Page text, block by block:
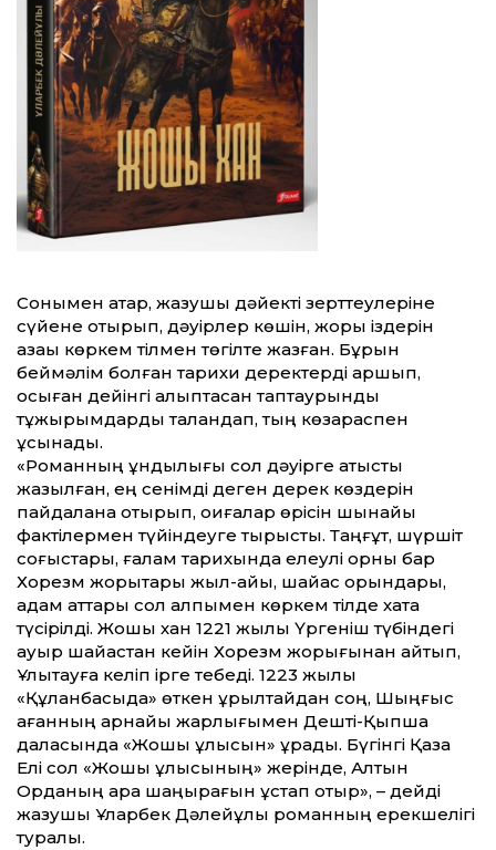
Сонымен қатар, жазушы дәйекті зерттеулеріне
сүйене отырып, дәуірлер көшін, жорық іздерін
қазақы көркем тілмен төгілте жазған. Бұрын
беймәлім болған тарихи деректерді аршып,
осыған дейінгі қалыптасқан таптаурынды
тұжырымдарды талқандап, тың көзқараспен
ұсынады.
«Романның құндылығы сол дәуірге қатысты
жазылған, ең сенімді деген дерек көздерін
пайдалана отырып, оқиғалар өрісін шынайы
фактілермен түйіндеуге тырыстық. Таңғұт, шүршіт
соғыстары, ғалам тарихында елеулі орны бар
Хорезм жорықтары жыл-айы, шайқас орындары,
адам аттары сол қалпымен көркем тілде хатқа
түсірілді. Жошы хан 1221 жылы Үргеніш түбіндегі
ауыр шайқастан кейін Хорезм жорығынан қайтып,
Ұлытауға келіп ірге тебеді. 1223 жылы
«Құланбасыда» өткен құрылтайдан соң, Шыңғыс
қағанның арнайы жарлығымен Дешті-Қыпшақ
даласында «Жошы ұлысын» құрады. Бүгінгі Қазақ
Елі сол «Жошы ұлысының» жерінде, Алтын
Орданың қара шаңырағын ұстап отыр», – дейді
жазушы Ұларбек Дәлейұлы романның ерекшелігі
туралы.